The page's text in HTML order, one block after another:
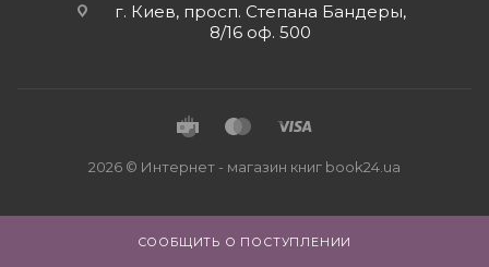
СООБЩИТЬ О ПОСТУПЛЕНИИ
г. Киев, просп. Степана Бандеры,
8/16 оф. 500
2026 © Интернет - магазин книг book24.ua